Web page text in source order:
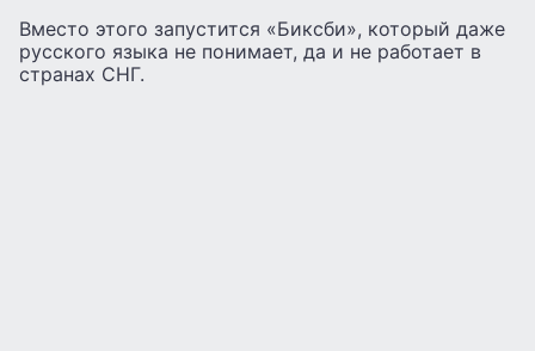
Вместо этого запустится «Биксби», который даже
русского языка не понимает, да и не работает в
странах СНГ.